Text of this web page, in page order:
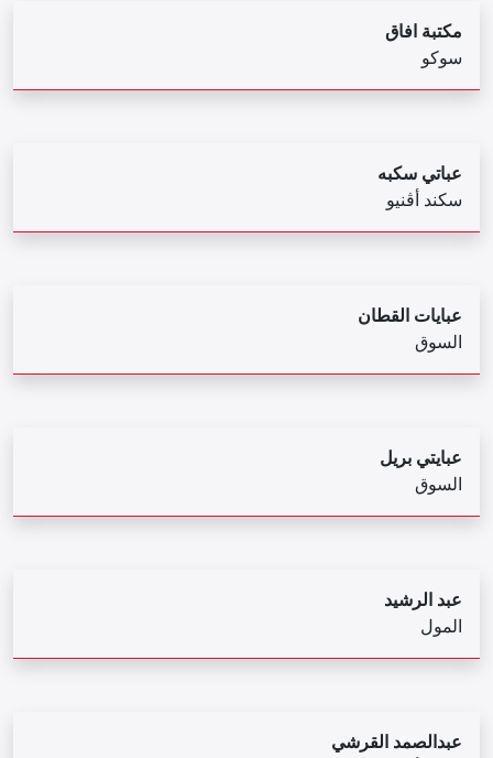
مكتبة افاق
سوكو
عباتي سكبه
سكند أڤنيو
عبايات القطان
السوق
عبايتي بريل
السوق
عبد الرشيد
المول
عبدالصمد القرشي